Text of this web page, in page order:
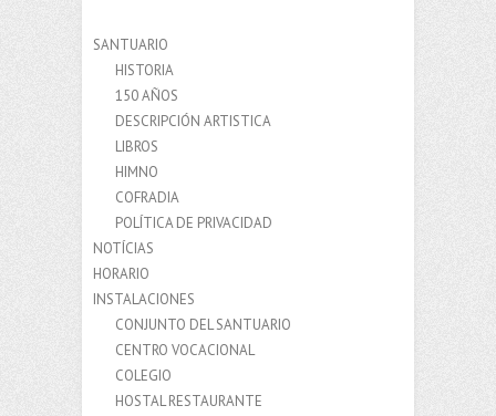
SANTUARIO
HISTORIA
150 AÑOS
DESCRIPCIÓN ARTISTICA
LIBROS
HIMNO
COFRADIA
POLÍTICA DE PRIVACIDAD
NOTÍCIAS
HORARIO
INSTALACIONES
CONJUNTO DEL SANTUARIO
CENTRO VOCACIONAL
COLEGIO
HOSTAL RESTAURANTE